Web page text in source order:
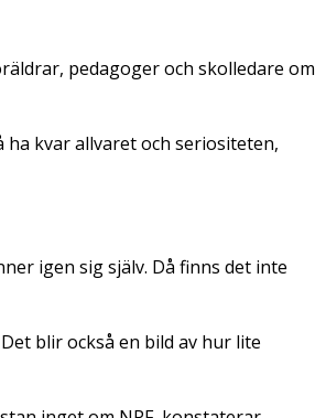
pedagoger och skolledare om
ha kvar allvaret och seriositeten,
igen sig själv. Då finns det inte
blir också en bild av hur lite